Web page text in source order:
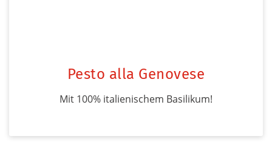
Pesto alla Genovese
Mit 100% italienischem Basilikum!